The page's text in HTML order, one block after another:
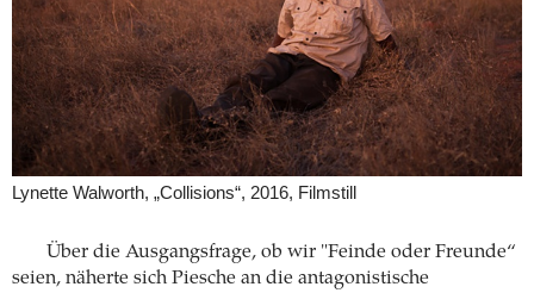
Lynette Walworth, „Collisions“, 2016, Filmstill
Über die Ausgangsfrage, ob wir "Feinde oder Freunde“
seien, näherte sich Piesche an die antagonistische